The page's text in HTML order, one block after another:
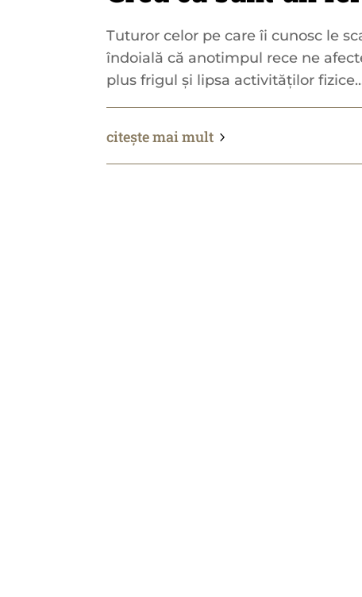
Tuturor celor pe care îi cunosc le
îndoială că anotimpul rece ne
plus frigul și lipsa activităților
citește mai mult